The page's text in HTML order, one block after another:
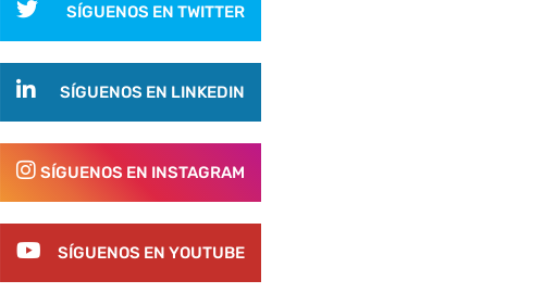
SÍGUENOS EN TWITTER
SÍGUENOS EN LINKEDIN
SÍGUENOS EN INSTAGRAM
SÍGUENOS EN YOUTUBE